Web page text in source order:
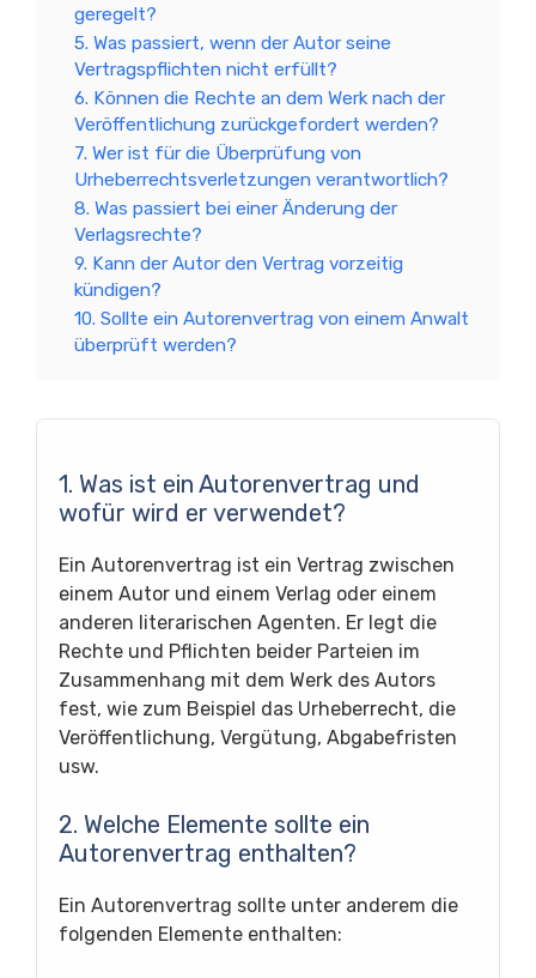
geregelt?
5. Was passiert, wenn der Autor seine
Vertragspflichten nicht erfüllt?
6. Können die Rechte an dem Werk nach der
Veröffentlichung zurückgefordert werden?
7. Wer ist für die Überprüfung von
Urheberrechtsverletzungen verantwortlich?
8. Was passiert bei einer Änderung der
Verlagsrechte?
9. Kann der Autor den Vertrag vorzeitig
kündigen?
10. Sollte ein Autorenvertrag von einem Anwalt
überprüft werden?
1. Was ist ein Autorenvertrag und
wofür wird er verwendet?
Ein Autorenvertrag ist ein Vertrag zwischen
einem Autor und einem Verlag oder einem
anderen literarischen Agenten. Er legt die
Rechte und Pflichten beider Parteien im
Zusammenhang mit dem Werk des Autors
fest, wie zum Beispiel das Urheberrecht, die
Veröffentlichung, Vergütung, Abgabefristen
usw.
2. Welche Elemente sollte ein
Autorenvertrag enthalten?
Ein Autorenvertrag sollte unter anderem die
folgenden Elemente enthalten: